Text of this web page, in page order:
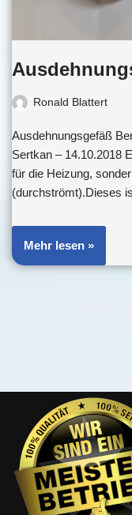
Ronald Blattert
Ausdehnungsgefäß
Sertkan – 14.10.2018
für die Heizung,
(durchströmt).Dieses
Mehr lesen »